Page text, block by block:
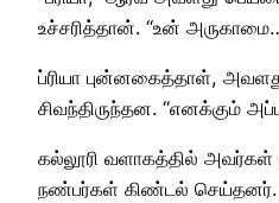
உச்சரித்தான். “உன் அருகாமை…
ப்ரியா புன்னகைத்தாள்,
சிவந்திருந்தன. “எனக்கும்
கல்லூரி வளாகத்தில்
நண்பர்கள் கிண்டல்